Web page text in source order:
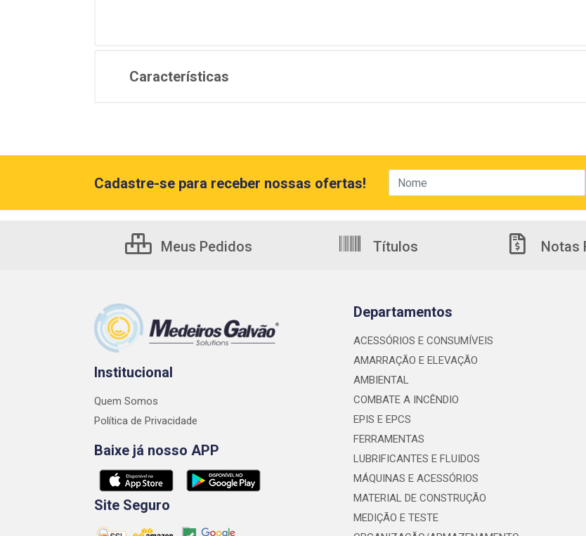
Características
Cadastre-se para receber nossas ofertas!
Meus Pedidos Títulos Notas
Institucional
Quem Somos
Política de Privacidade
Baixe já nosso APP
Site Seguro
Departamentos
ACESSÓRIOS E CONSUMÍVEIS
AMARRAÇÃO E ELEVAÇÃO
AMBIENTAL
COMBATE A INCÊNDIO
EPIS E EPCS
FERRAMENTAS
LUBRIFICANTES E FLUIDOS
MÁQUINAS E ACESSÓRIOS
MATERIAL DE CONSTRUÇÃO
MEDIÇÃO E TESTE